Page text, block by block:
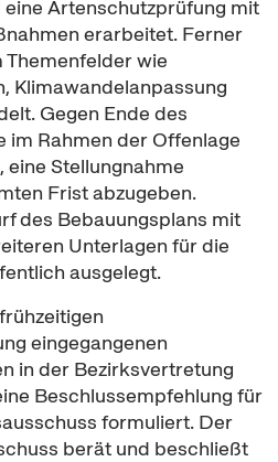
Artenschutzprüfung mit
erarbeitet. Ferner
wie
Klimawandelanpassung
Gegen Ende des
im Rahmen der Offenlage
Stellungnahme
Frist abzugeben.
des Bebauungsplans mit
Unterlagen für die
ausgelegt.
eingegangenen
in der Bezirksvertretung
Beschlussempfehlung für
formuliert. Der
berät und beschließt